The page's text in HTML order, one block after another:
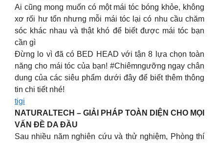
Ai cũng mong muốn có một mái tóc bóng khỏe, không
xơ rối hư tổn nhưng mỗi mái tóc lại có nhu cầu chăm
sóc khác nhau và thật khó để biết được mái tóc bạn
cần gì
Đừng lo vì đã có BED HEAD với tận 8 lựa chọn toàn
năng cho mái tóc của bạn! #Chiêmngưỡng ngay chân
dung của các siêu phẩm dưới đây để biết thêm thông
tin chi tiết nhé!
tigi
NATURALTECH – GIẢI PHÁP TOÀN DIỆN CHO MỌI
VẤN ĐỀ DA ĐẦU
Sau nhiều năm nghiên cứu và thử nghiệm, Phòng thí